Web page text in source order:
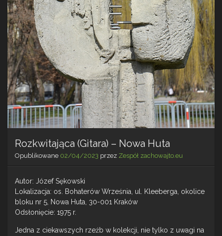
Rozkwitająca (Gitara) – Nowa Huta
Opublikowane 02/04/2023 przez Zespół zachowajto.eu
Autor: Józef Sękowski
Lokalizacja: os. Bohaterów Września, ul. Kleeberga, okolice
bloku nr 5, Nowa Huta, 30-001 Kraków
Odsłonięcie: 1975 r.
Jedna z ciekawszych rzeźb w kolekcji, nie tylko z uwagi na